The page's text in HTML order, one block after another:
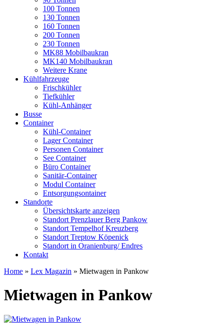
100 Tonnen
130 Tonnen
160 Tonnen
200 Tonnen
230 Tonnen
MK88 Mobilbaukran
MK140 Mobilbaukran
Weitere Krane
Kühlfahrzeuge
Frischkühler
Tiefkühler
Kühl-Anhänger
Busse
Container
Kühl-Container
Lager Container
Personen Container
See Container
Büro Container
Sanitär-Container
Modul Container
Entsorgungsontainer
Standorte
Übersichtskarte anzeigen
Standort Prenzlauer Berg Pankow
Standort Tempelhof Kreuzberg
Standort Treptow Köpenick
Standort in Oranienburg/ Endres
Kontakt
Home » Lex Magazin » Mietwagen in Pankow
Mietwagen in Pankow